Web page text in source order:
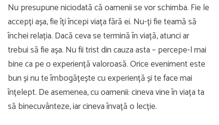
Nu presupune niciodată că oamenii se vor schimba. Fie le
accepți așa, fie îți începi viața fără ei. Nu-ți fie teamă să
închei relația. Dacă ceva se termină în viață, atunci ar
trebui să fie așa. Nu fii trist din cauza asta – percepe-l mai
bine ca pe o experiență valoroasă. Orice eveniment este
bun și nu te îmbogățește cu experiență și te face mai
înțelept. De asemenea, cu oamenii: cineva vine în viața ta
să binecuvânteze, iar cineva învață o lecție.